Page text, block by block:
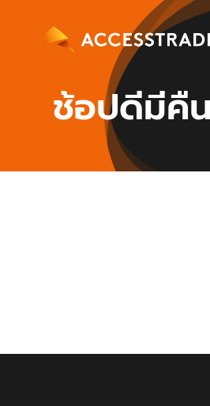
ช้อปดีมีคื